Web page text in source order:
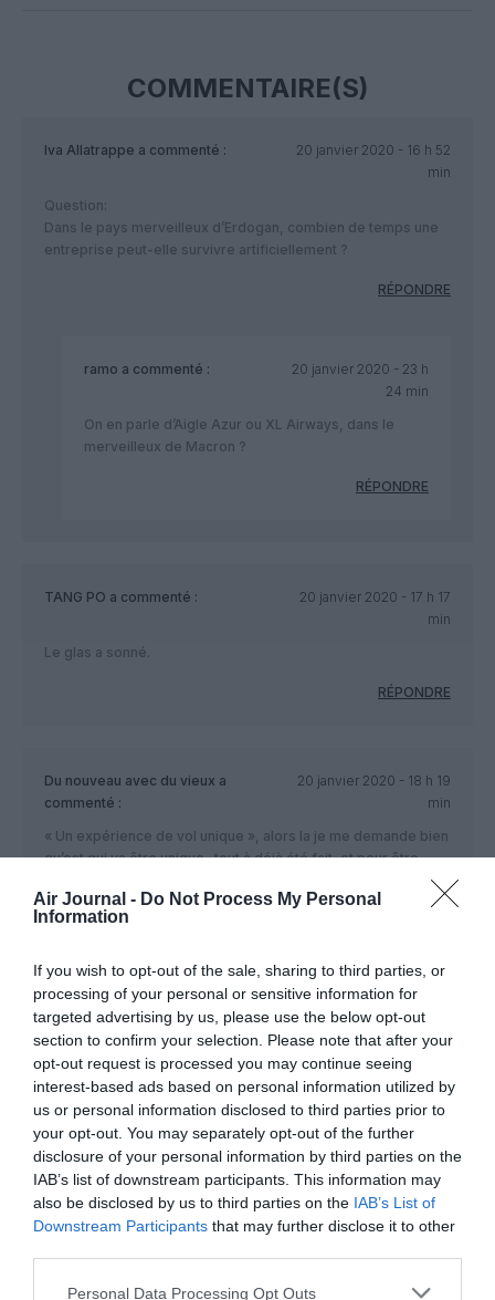
Air Journal - Do Not Process My Personal
Information
If you wish to opt-out of the sale, sharing to third parties, or
processing of your personal or sensitive information for
targeted advertising by us, please use the below opt-out
section to confirm your selection. Please note that after your
opt-out request is processed you may continue seeing
interest-based ads based on personal information utilized by
us or personal information disclosed to third parties prior to
your opt-out. You may separately opt-out of the further
disclosure of your personal information by third parties on the
IAB’s list of downstream participants. This information may
also be disclosed by us to third parties on the IAB’s List of
Downstream Participants that may further disclose it to other
Personal Data Processing Opt Outs
COMMENTAIRE(S)
Iva Allatrappe a commenté :
20 janvier 2020 - 16 h 52
min
Question:
Dans le pays merveilleux d’Erdogan, combien de temps une
entreprise peut-elle survivre artificiellement ?
RÉPONDRE
ramo a commenté :
20 janvier 2020 - 23 h
24 min
On en parle d’Aigle Azur ou XL Airways, dans le
merveilleux de Macron ?
RÉPONDRE
TANG PO a commenté :
20 janvier 2020 - 17 h 17
min
Le glas a sonné.
RÉPONDRE
Du nouveau avec du vieux a
commenté :
20 janvier 2020 - 18 h 19
min
« Un expérience de vol unique », alors la je me demande bien
qu’est qui va être unique.. tout à déjà été fait, et pour être
toutes les mêmes, surtout low-cost.
Bencello a commenté :
21 janvier 2020 - 12 h 15
Difficile de se faire une place entre Pegasus et Turkish
Airlines.
Même en imaginant le concept de “compagnie clignotante”,
avec décollage intermittent…
RÉPONDRE